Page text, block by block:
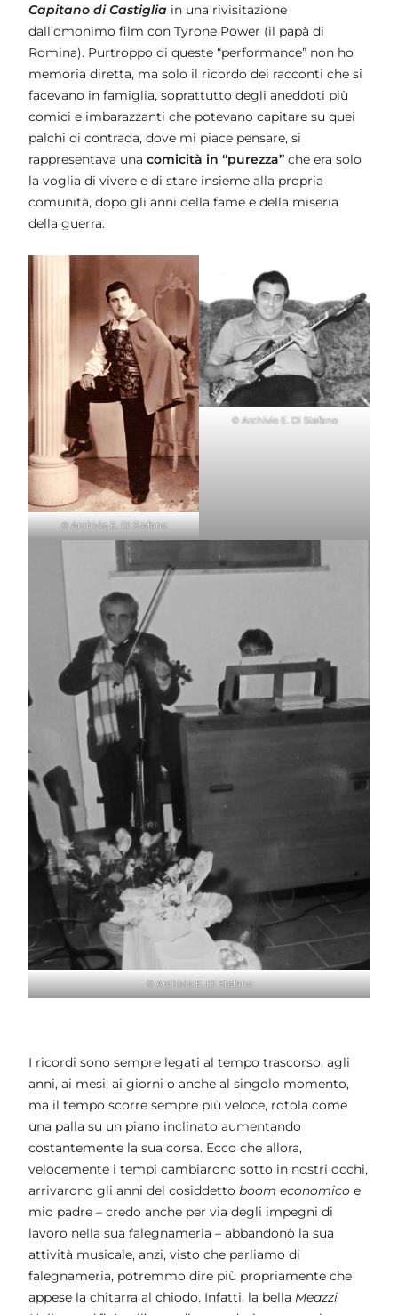
Capitano di Castiglia in una rivisitazione
dall’omonimo film con Tyrone Power (il papà di
Romina). Purtroppo di queste “performance” non ho
memoria diretta, ma solo il ricordo dei racconti che si
facevano in famiglia, soprattutto degli aneddoti più
comici e imbarazzanti che potevano capitare su quei
palchi di contrada, dove mi piace pensare, si
rappresentava una comicità in “purezza” che era solo
la voglia di vivere e di stare insieme alla propria
comunità, dopo gli anni della fame e della miseria
della guerra.
© Archivio E. Di Stefano
© Archivio E. Di Stefano
© Archivio E. Di Stefano
I ricordi sono sempre legati al tempo trascorso, agli
anni, ai mesi, ai giorni o anche al singolo momento,
ma il tempo scorre sempre più veloce, rotola come
una palla su un piano inclinato aumentando
costantemente la sua corsa. Ecco che allora,
velocemente i tempi cambiarono sotto in nostri occhi,
arrivarono gli anni del cosiddetto boom economico e
mio padre – credo anche per via degli impegni di
lavoro nella sua falegnameria – abbandonò la sua
attività musicale, anzi, visto che parliamo di
falegnameria, potremmo dire più propriamente che
appese la chitarra al chiodo. Infatti, la bella Meazzi